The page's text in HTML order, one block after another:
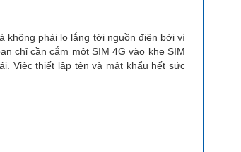
không phải lo lắng tới nguồn điện bởi vì
chỉ cần cắm một SIM 4G vào khe SIM
Việc thiết lập tên và mật khẩu hết sức